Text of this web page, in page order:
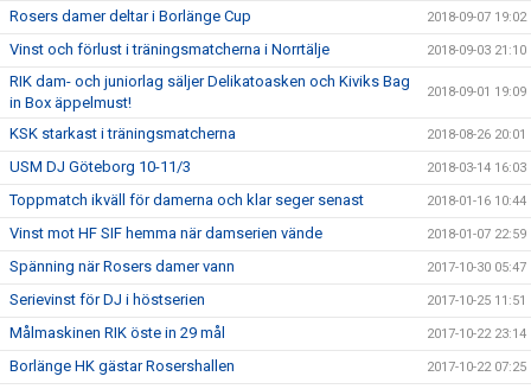
Rosers damer deltar i Borlänge Cup 2018-09-07 19:02
Vinst och förlust i träningsmatcherna i Norrtälje 2018-09-03 21:10
RIK dam- och juniorlag säljer Delikatoasken och Kiviks Bag
in Box äppelmust!
2018-09-01 19:09
KSK starkast i träningsmatcherna 2018-08-26 20:01
USM DJ Göteborg 10-11/3 2018-03-14 16:03
Toppmatch ikväll för damerna och klar seger senast 2018-01-16 10:44
Vinst mot HF SIF hemma när damserien vände 2018-01-07 22:59
Spänning när Rosers damer vann 2017-10-30 05:47
Serievinst för DJ i höstserien 2017-10-25 11:51
Målmaskinen RIK öste in 29 mål 2017-10-22 23:14
Borlänge HK gästar Rosershallen 2017-10-22 07:25